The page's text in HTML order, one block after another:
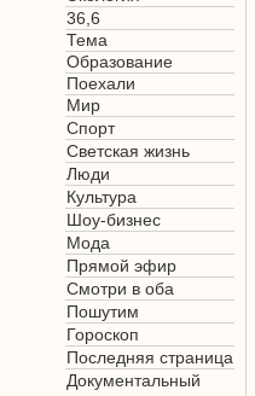
36,6
Тема
Образование
Поехали
Мир
Спорт
Светская жизнь
Люди
Культура
Шоу-бизнес
Мода
Прямой эфир
Смотри в оба
Пошутим
Гороскоп
Последняя страница
Документальный